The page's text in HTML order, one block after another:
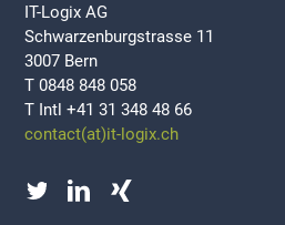
IT-Logix AG
Schwarzenburgstrasse 11
3007 Bern
T 0848 848 058
T Intl +41 31 348 48 66
contact(at)it-logix.ch